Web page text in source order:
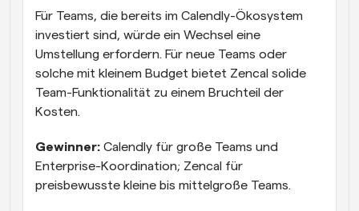
Für Teams, die bereits im Calendly-Ökosystem
investiert sind, würde ein Wechsel eine
Umstellung erfordern. Für neue Teams oder
solche mit kleinem Budget bietet Zencal solide
Team-Funktionalität zu einem Bruchteil der
Kosten.
Gewinner: Calendly für große Teams und
Enterprise-Koordination; Zencal für
preisbewusste kleine bis mittelgroße Teams.